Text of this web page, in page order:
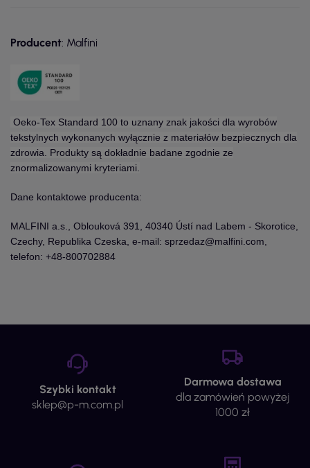
Producent: Malfini
Oeko-Tex Standard 100 to uznany znak jakości dla wyrobów
tekstylnych wykonanych wyłącznie z materiałów bezpiecznych dla
zdrowia. Produkty są dokładnie badane zgodnie ze
znormalizowanymi kryteriami.
Dane kontaktowe producenta:
MALFINI a.s., Oblouková 391, 40340 Ústí nad Labem - Skorotice,
Czechy, Republika Czeska, e-mail: sprzedaz@malfini.com,
telefon: +48-800702884
Szybki kontakt
sklep@p-m.com.pl
Darmowa dostawa
dla zamówień powyżej
1000 zł